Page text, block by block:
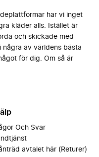
har vi inget
kläder alls. Istället är
och skickade med
några av världens bästa
för dig. Om så är
Och Svar
avtalet här (Returer)